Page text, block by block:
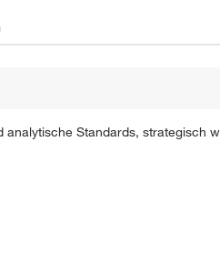
analytische Standards,